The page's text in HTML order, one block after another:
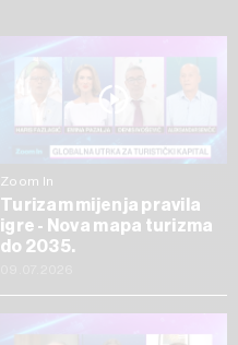
Zoom In
Turizam mijenja pravila
igre - Nova mapa turizma
do 2035.